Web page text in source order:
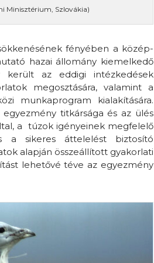
Minisztérium, Szlovákia)
fényében a közép-
hazai állomány kiemelkedő
az eddigi intézkedések
megosztására, valamint a
munkaprogram kialakítására.
titkársága és az ülés
a túzok igényeinek megfelelő
a sikeres áttelelést biztosító
alapján összeállított gyakorlati
lehetővé téve az egyezmény